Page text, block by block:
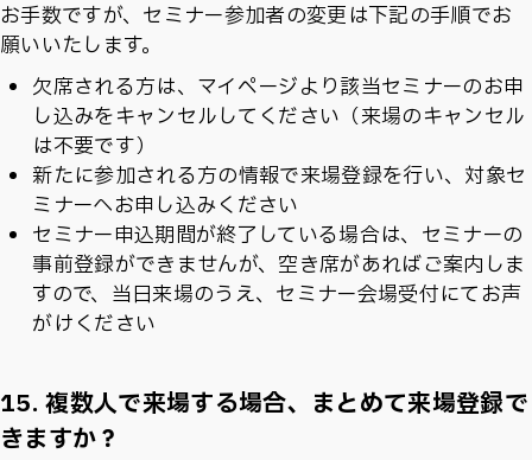
お手数ですが、セミナー参加者の変更は下記の手順でお
願いいたします。
欠席される方は、マイページより該当セミナーのお申
し込みをキャンセルしてください（来場のキャンセル
は不要です）
新たに参加される方の情報で来場登録を行い、対象セ
ミナーへお申し込みください
セミナー申込期間が終了している場合は、セミナーの
事前登録ができませんが、空き席があればご案内しま
すので、当日来場のうえ、セミナー会場受付にてお声
がけください
15. 複数人で来場する場合、まとめて来場登録で
きますか？